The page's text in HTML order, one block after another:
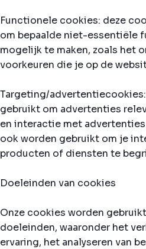
Functionele cookies: deze
om bepaalde niet-essentiële
mogelijk te maken, zoals het
voorkeuren die je op de
Targeting/
gebruikt om advertenties
en interactie met
ook worden gebruikt om je
producten of diensten te
Doeleinden van cookies
Onze cookies worden
doeleinden, waaronder het
ervaring, het analyseren van